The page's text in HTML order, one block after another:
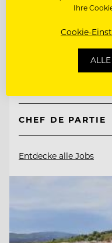
Genusshotel
72270
CHEF DE PARTIE
Entdecke alle Jobs
Ihre
Cookie-